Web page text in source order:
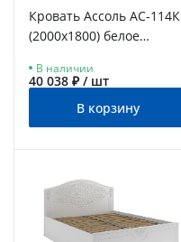
Кровать Ассоль АС-114К
(2000x1800) белое
В наличии
40 038 ₽ / шт
В корзину